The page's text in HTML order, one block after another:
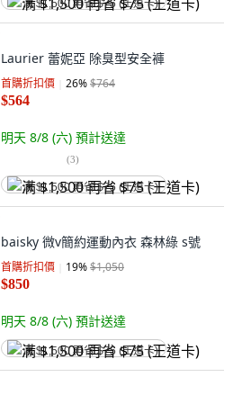
满 $1,500 再省 $75 (王道卡)
Laurier 蕾妮亞 除臭型安全褲
首購折扣價 26%$764
$564
明天 8/8 (六) 預計送達
(3)
满 $1,500 再省 $75 (王道卡)
baisky 微v簡約運動內衣 森林綠 s號
首購折扣價 19%$1,050
$850
明天 8/8 (六) 預計送達
满 $1,500 再省 $75 (王道卡)